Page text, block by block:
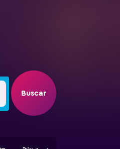
Buscar